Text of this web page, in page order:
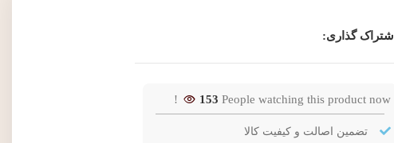
اشتراک گذاری:
153 People watching this product now!
تضمین اصالت و کیفیت کالا